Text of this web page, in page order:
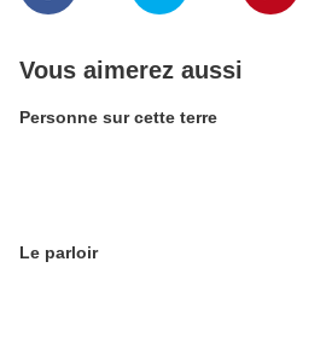
Vous aimerez aussi
Personne sur cette terre
Le parloir